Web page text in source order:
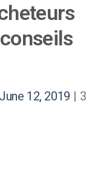
June 12, 2019 | 3